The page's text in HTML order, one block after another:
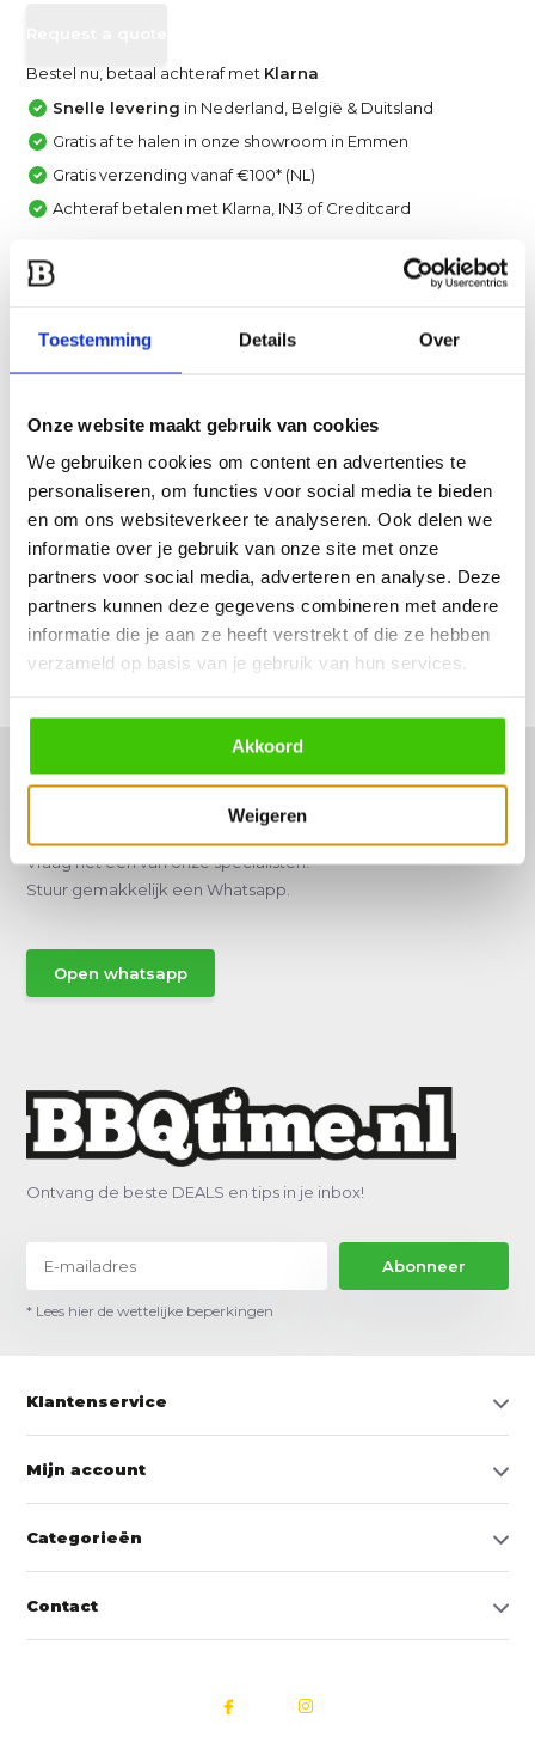
Toestemming Details Over
Onze website maakt gebruik van cookies
We gebruiken cookies om content en advertenties te
personaliseren, om functies voor social media te bieden
en om ons websiteverkeer te analyseren. Ook delen we
informatie over je gebruik van onze site met onze
partners voor social media, adverteren en analyse. Deze
partners kunnen deze gegevens combineren met andere
informatie die je aan ze heeft verstrekt of die ze hebben
verzameld op basis van je gebruik van hun services.
Akkoord
Weigeren
Bestel nu, betaal achteraf met Klarna
Snelle levering in Nederland, België & Duitsland
Gratis af te halen in onze showroom in Emmen
Gratis verzending vanaf €100* (NL)
Achteraf betalen met Klarna, IN3 of Creditcard
Heb je een vraag over dit product?
Productomschrijving
Specificaties
Reviews
Hulp of advies nodig?
Vraag het een van onze specialisten!
Stuur gemakkelijk een Whatsapp.
Open whatsapp
Ontvang de beste DEALS en tips in je inbox!
Abonneer
* Lees hier de wettelijke beperkingen
Klantenservice
Mijn account
Categorieën
Contact